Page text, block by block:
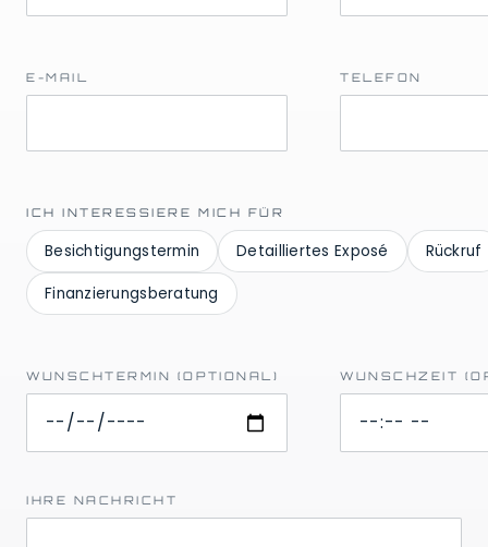
E-MAIL TELEFON
ICH INTERESSIERE MICH FÜR
Besichtigungstermin Detailliertes Exposé Rückruf
Finanzierungsberatung
WUNSCHTERMIN (OPTIONAL) WUNSCHZEIT
IHRE NACHRICHT